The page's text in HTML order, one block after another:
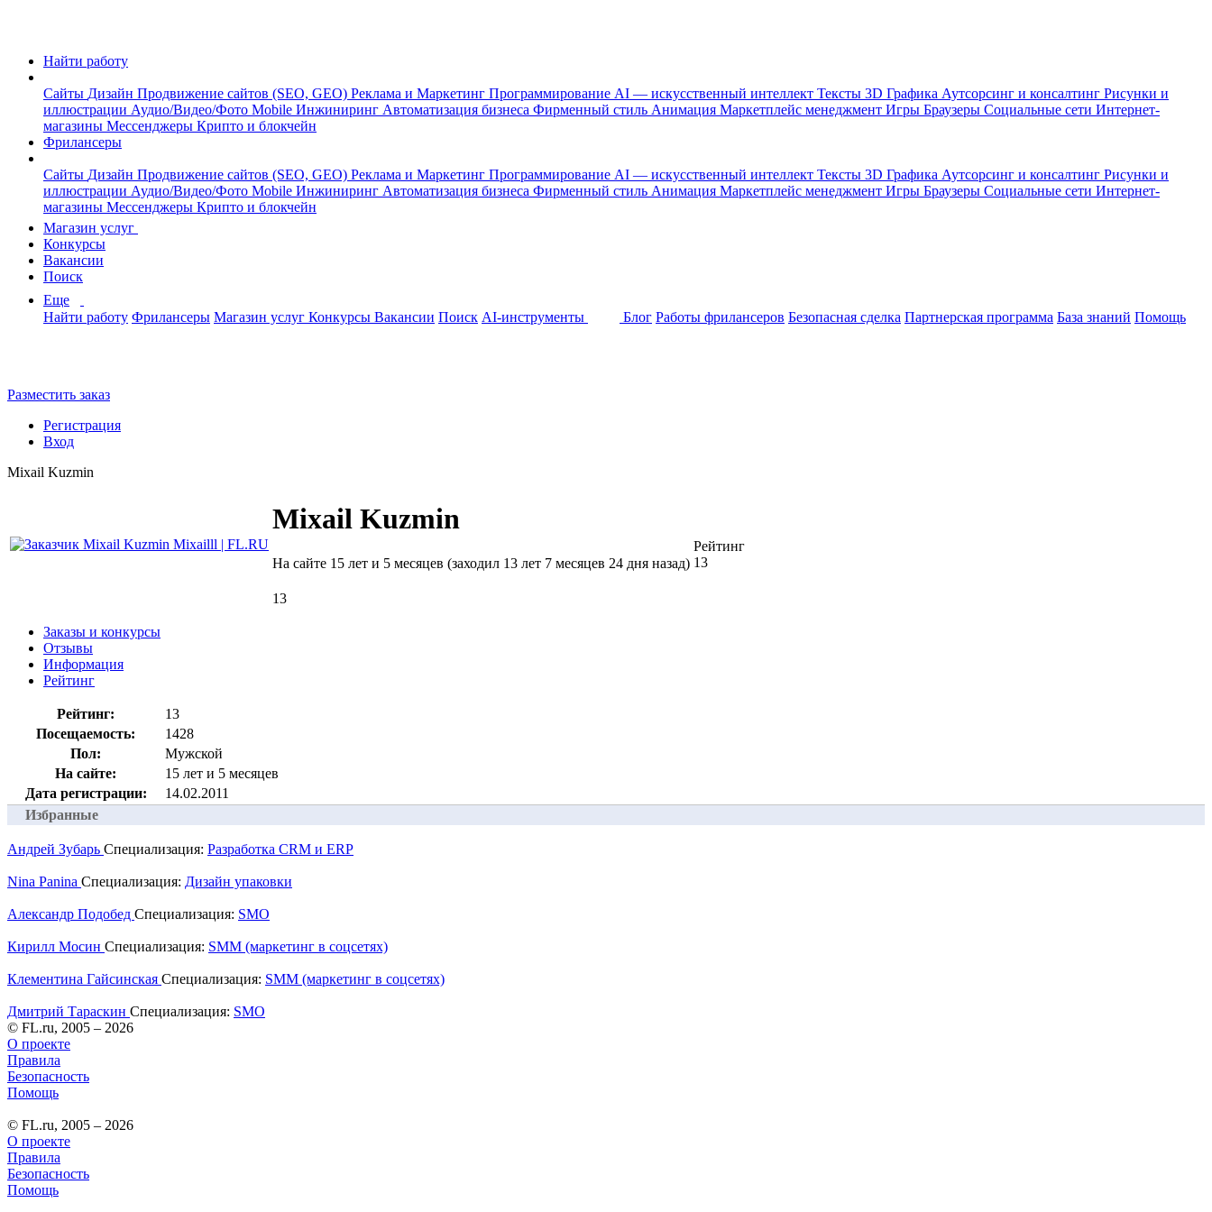
Найти работу
Сайты Дизайн Продвижение сайтов (SEO, GEO) Реклама и Маркетинг Программирование AI — искусственный интеллект Тексты 3D Графика Аутсорсинг и консалтинг Рисунки и
иллюстрации Аудио/Видео/Фото Mobile Инжиниринг Автоматизация бизнеса Фирменный стиль Анимация Маркетплейс менеджмент Игры Браузеры Социальные сети Интернет-
магазины Мессенджеры Крипто и блокчейн
Фрилансеры
Сайты Дизайн Продвижение сайтов (SEO, GEO) Реклама и Маркетинг Программирование AI — искусственный интеллект Тексты 3D Графика Аутсорсинг и консалтинг Рисунки и
иллюстрации Аудио/Видео/Фото Mobile Инжиниринг Автоматизация бизнеса Фирменный стиль Анимация Маркетплейс менеджмент Игры Браузеры Социальные сети Интернет-
магазины Мессенджеры Крипто и блокчейн
Магазин услуг
Конкурсы
Вакансии
Поиск
Еще
Найти работу Фрилансеры Магазин услуг Конкурсы Вакансии Поиск AI-инструменты Блог Работы фрилансеров Безопасная сделка Партнерская программа База знаний Помощь
Разместить заказ
Регистрация
Вход
Mixail Kuzmin
Mixail Kuzmin
На сайте 15 лет и 5 месяцев (заходил 13 лет 7 месяцев 24 дня назад)
13
Рейтинг
13
Заказы и конкурсы
Отзывы
Информация
Рейтинг
Рейтинг:
13
Посещаемость:
1428
Пол:
Мужской
На сайте:
15 лет и 5 месяцев
Дата регистрации:
14.02.2011
Избранные
Андрей Зубарь Специализация: Разработка CRM и ERP
Nina Panina Специализация: Дизайн упаковки
Александр Подобед Специализация: SMO
Кирилл Мосин Специализация: SMM (маркетинг в соцсетях)
Клементина Гайсинская Специализация: SMM (маркетинг в соцсетях)
Дмитрий Тараскин Специализация: SMO
© FL.ru, 2005 – 2026
О проекте
Правила
Безопасность
Помощь
© FL.ru, 2005 – 2026
О проекте
Правила
Безопасность
Помощь